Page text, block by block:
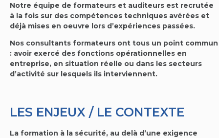
Notre équipe de formateurs et auditeurs est recrutée
à la fois sur des compétences techniques avérées et
déjà mises en oeuvre lors d’expériences passées.
Nos consultants formateurs ont tous un point commun
: avoir exercé des fonctions opérationnelles en
entreprise, en situation réelle ou dans les secteurs
d’activité sur lesquels ils interviennent.
LES ENJEUX / LE CONTEXTE
La formation à la sécurité, au delà d’une exigence